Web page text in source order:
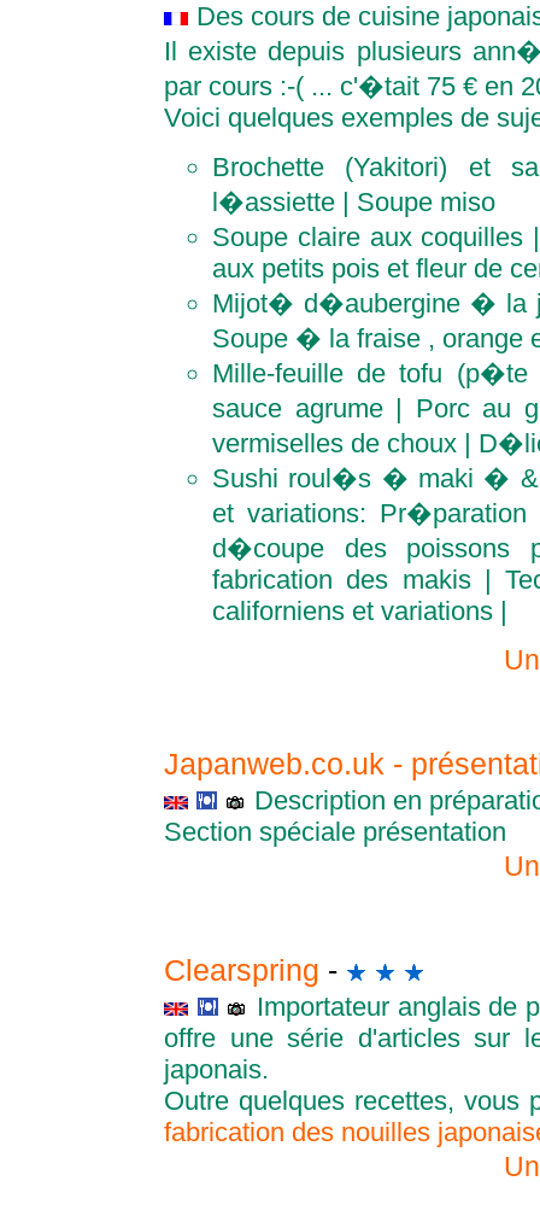
Des cours de cuisine
Il existe depuis plusieurs
par cours :-( ... c'�tait 75 € en
Voici quelques exemples de
Brochette (Yakitori) et
l�assiette | Soupe miso
Soupe claire aux
aux petits pois et fleur de
Mijot� d�aubergine � la
Soupe � la fraise , orange
Mille-feuille de tofu
sauce agrume | Porc au
vermiselles de choux |
Sushi roul�s � maki � &
et variations:
d�coupe des poissons
fabrication des makis |
californiens et variations |
Japanweb.co.uk -
Description en
Section spéciale présentation
Clearspring -
Importateur anglais de
offre une série d'articles sur
japonais.
Outre quelques recettes, vous
fabrication des nouilles